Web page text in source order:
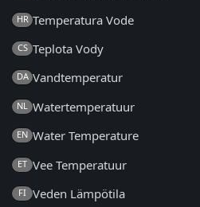
HR Temperatura Vode
CS Teplota Vody
DA Vandtemperatur
NL Watertemperatuur
EN Water Temperature
ET Vee Temperatuur
FI Veden Lämpötila